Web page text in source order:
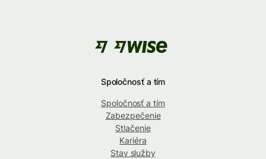
Spoločnosť a tím
Spoločnosť a tím
Zabezpečenie
Stlačenie
Kariéra
Stav služby